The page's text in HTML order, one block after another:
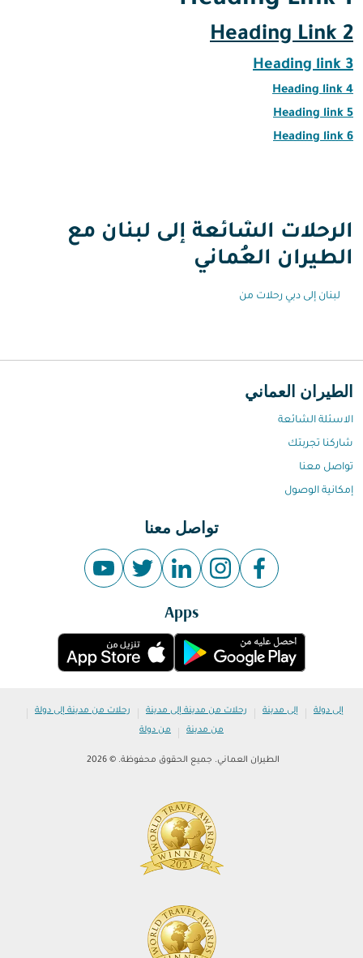
Heading Link 2
Heading link 3
Heading link 4
Heading link 5
Heading link 6
الرحلات الشائعة إلى لبنان مع
الطيران العُماني
لبنان إلى دبي رحلات من
الطيران العماني
الاسئلة الشائعة
شاركنا تجربتك
تواصل معنا
إمكانية الوصول
تواصل معنا
Apps
إلى دولة | إلى مدينة | رحلات من مدينة إلى مدينة | رحلات من مدينة إلى دولة |
من مدينة | من دولة
الطيران العماني. جميع الحقوق محفوظة. © 2026